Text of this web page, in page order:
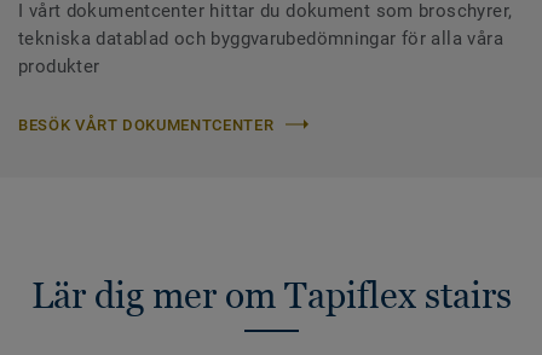
I vårt dokumentcenter hittar du dokument som broschyrer,
tekniska datablad och byggvarubedömningar för alla våra
produkter
BESÖK VÅRT DOKUMENTCENTER
Lär dig mer om Tapiflex stairs